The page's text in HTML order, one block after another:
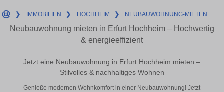
❯ IMMOBILIEN ❯ HOCHHEIM ❯ NEUBAUWOHNUNG-MIETEN
Neubauwohnung mieten in Erfurt Hochheim – Hochwertig
& energieeffizient
Jetzt eine Neubauwohnung in Erfurt Hochheim mieten –
Stilvolles & nachhaltiges Wohnen
Genieße modernen Wohnkomfort in einer Neubauwohnung! Jetzt